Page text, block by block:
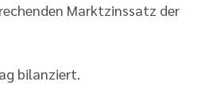
Marktzinssatz der
bilanziert.